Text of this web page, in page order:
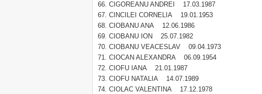
CIGOREANU ANDREI 17.03.1987
CINCILEI CORNELIA 19.01.1953
CIOBANU ANA 12.06.1986
CIOBANU ION 25.07.1982
CIOBANU VEACESLAV 09.04.1973
CIOCAN ALEXANDRA 06.09.1954
CIOFU IANA 21.01.1987
CIOFU NATALIA 14.07.1989
CIOLAC VALENTINA 17.12.1978